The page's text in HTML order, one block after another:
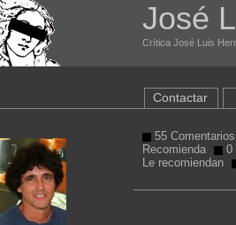
José
Crítica José Luis
Contactar
55
Recomienda
0
Le recomiendan